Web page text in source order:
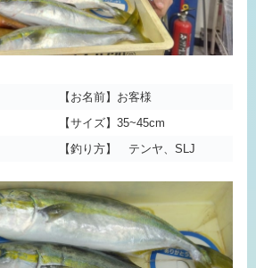
【お名前】お客様
【サイズ】35~45cm
【釣り方】 テンヤ、SLJ